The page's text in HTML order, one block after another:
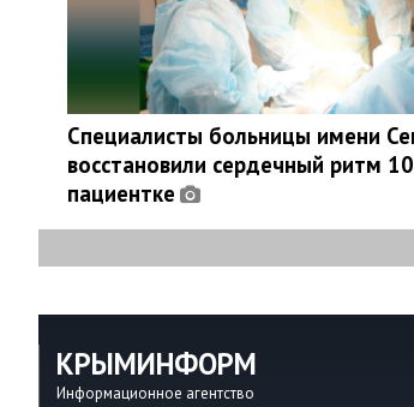
Специалисты больницы имени
восстановили сердечный ритм
пациентке
КРЫМИНФОРМ
Информационное агентство